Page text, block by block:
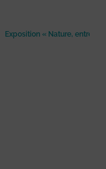
Exposition « Nature, entre